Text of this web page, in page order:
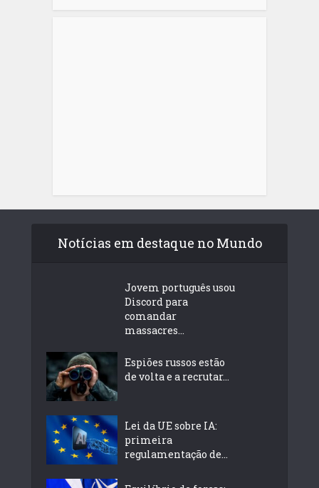
Notícias em destaque no Mundo
Jovem português usou
Discord para
comandar
massacres...
Espiões russos estão
de volta e a recrutar...
Lei da UE sobre IA:
primeira
regulamentação de...